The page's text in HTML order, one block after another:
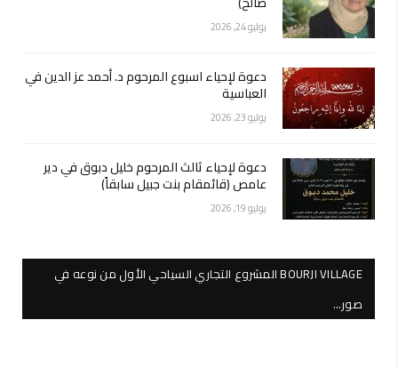
يوليو 24, 2026
دعوة لإحياء اسبوع المرحوم د. أحمد عز الدين في
العباسية
يوليو 23, 2026
دعوة لإحياء ثالث المرحوم خليل دبوق في دير
عامص (قائمقام بنت جبيل سابقاً)
يوليو 19, 2026
BOURJI VILLAGE المشروع التجاري السياحي الأول من نوعه في
صور…